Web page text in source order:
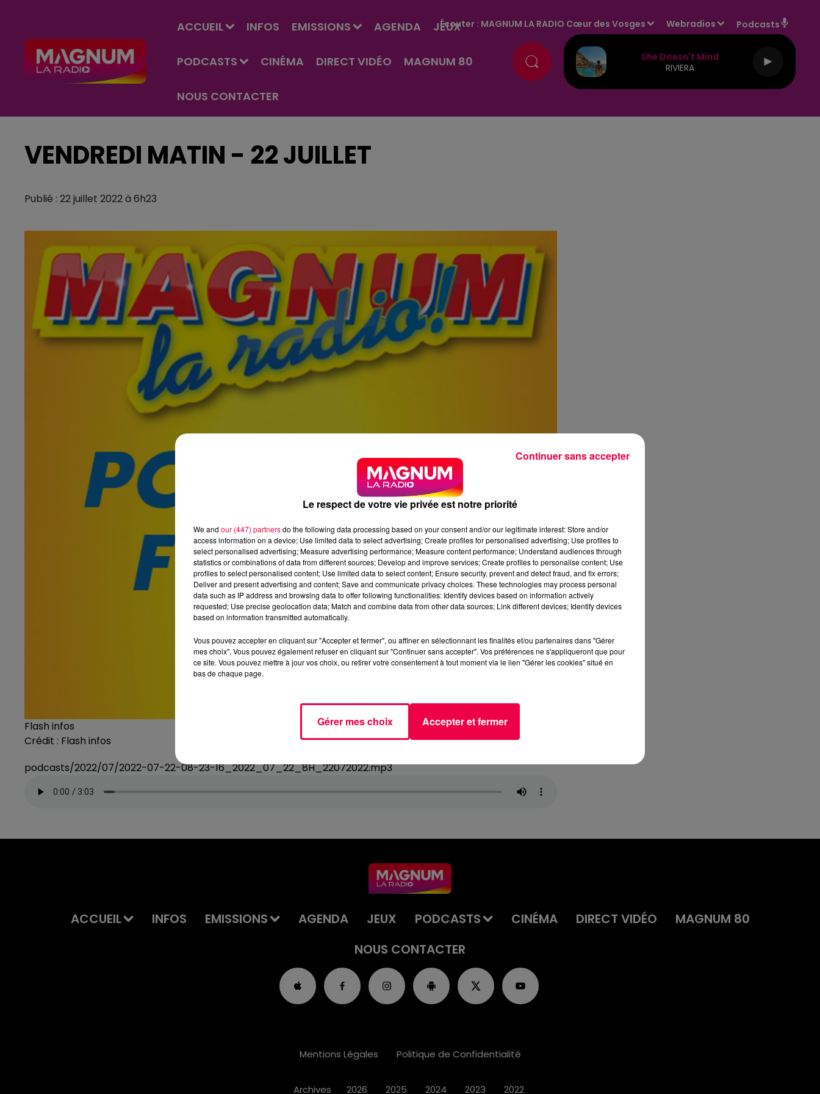
ACCUEIL INFOS EMISSIONS AGENDA JEUX
PODCASTS CINÉMA DIRECT VIDÉO MAGNUM 80
NOUS CONTACTER
Écouter : MAGNUM LA RADIO Cœur des Vosges Webradios Podcasts
She Doesn't Mind
RIVIERA
VENDREDI MATIN - 22 JUILLET
Publié : 22 juillet 2022 à 6h23
Flash infos
Crédit : Flash infos
podcasts/2022/07/2022-07-22-08-23-16_2022_07_22_8H_22072022.mp3
ACCUEIL INFOS EMISSIONS AGENDA JEUX PODCASTS CINÉMA DIRECT VIDÉO
MAGNUM 80
NOUS CONTACTER
Mentions Légales Politique de Confidentialité
Archives 2026 2025 2024 2023 2022
Le respect de votre vie privée est notre priorité
We and our (447) partnersdo the following data processing based on your consent and/or our legitimate interest: Store and/or
access information on a device; Use limited data to select advertising; Create profiles for personalised advertising; Use profiles to
select personalised advertising; Measure advertising performance; Measure content performance; Understand audiences through
statistics or combinations of data from different sources; Develop and improve services; Create profiles to personalise content; Use
profiles to select personalised content; Use limited data to select content; Ensure security, prevent and detect fraud, and fix errors;
Deliver and present advertising and content; Save and communicate privacy choices. These technologies may process personal
data such as IP address and browsing data to offer following functionalities: Identify devices based on information actively
requested; Use precise geolocation data; Match and combine data from other data sources; Link different devices; Identify devices
based on information transmitted automatically.
Vous pouvez accepter en cliquant sur "Accepter et fermer", ou affiner en sélectionnant les finalités et/ou partenaires dans "Gérer
mes choix". Vous pouvez également refuser en cliquant sur "Continuer sans accepter". Vos préférences ne s'appliqueront que pour
ce site. Vous pouvez mettre à jour vos choix, ou retirer votre consentement à tout moment via le lien "Gérer les cookies" situé en
bas de chaque page.
Gérer mes choix Accepter et fermer
Continuer sans accepter